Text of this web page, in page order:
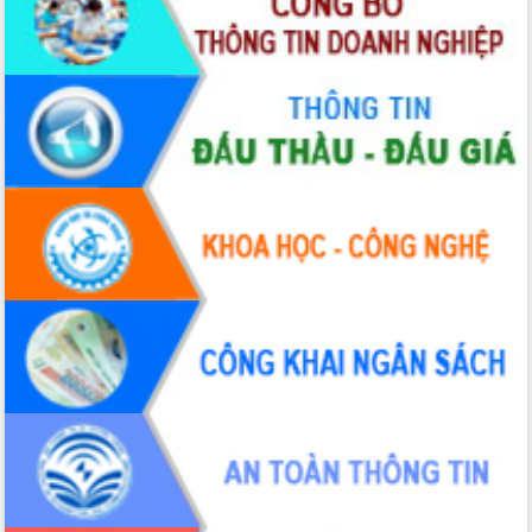
Bàn giải pháp tháo gỡ khó khăn trong
xuất khẩu sầu riêng và triển khai quy
định EUDR
Thứ trưởng Bộ Nông nghiệp và Môi
trường Nguyễn Hoàng Hiệp khảo sát
vùng trồng và doanh nghiệp đóng gói
sầu riêng tại Đắk Lắk
Trình diễn nghệ thuật chế biến các
món ăn từ sầu riêng
Đắk Lắk công bố Quy hoạch và xúc
tiến đầu tư tỉnh
Ngành cá ngừ Đắk Lắk chủ động thích
ứng để giữ vững thị trường xuất khẩu
Diễn đàn Kinh tế tư nhân Việt Nam đột
phá cơ chế - Hợp tác công tư
Đề án 06 tạo bước ngoặt đột phá trong
cải cách hành chính tỉnh Đắk Lắk
Kết nối tour, đẩy mạnh chuyển đổi số
để phát triển du lịch Đắk Lắk
Khởi động Dự án Đầu tư xây dựng hạ
LIÊN KẾT WEB